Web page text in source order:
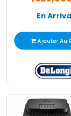
En
Ajouter Au